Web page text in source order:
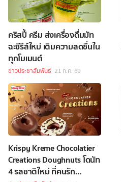
คริสปี้ ครีม ส่งเครื่องดื่มมัท
ฉะซีรีส์ใหม่ เติมความสดชื่นใน
ทุกโมเมนต์
ข่าวประชาสัมพันธ์ 21 ก.ค. 69
Krispy Kreme Chocolatier
Creations Doughnuts โดนัท
4 รสชาติใหม่ ที่คนรัก